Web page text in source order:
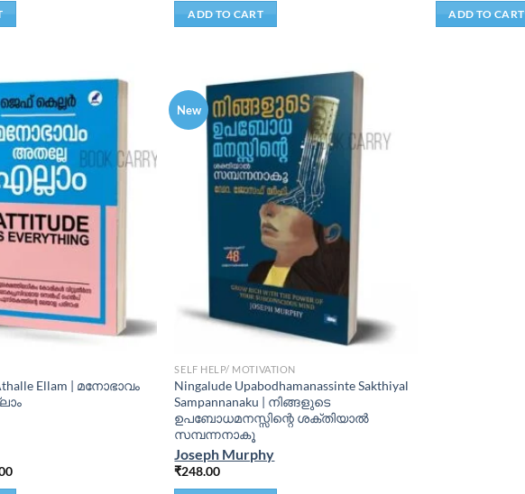
ADD TO CART ADD TO CART
Ellam | മനോഭാവം
New
SELF HELP/ MOTIVATION
Ningalude Upabodhamanassinte Sakthiyal
Sampannanaku | നിങ്ങളുടെ
ഉപബോധമനസ്സിന്റെ ശക്തിയാൽ
സമ്പന്നനാകൂ
Joseph Murphy
₹248.00